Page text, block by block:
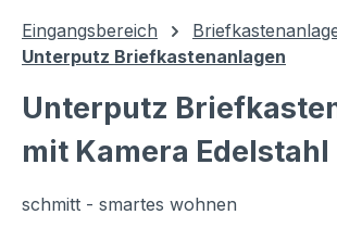
Eingangsbereich
Unterputz Briefkastenanlagen
Unterputz
mit Kamera Edelstahl
schmitt - smartes wohnen